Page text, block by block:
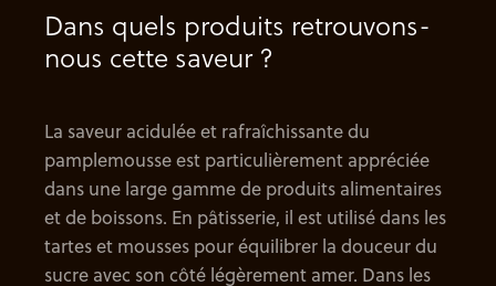
Dans quels produits retrouvons-
nous cette saveur ?
La saveur acidulée et rafraîchissante du
pamplemousse est particulièrement appréciée
dans une large gamme de produits alimentaires
et de boissons. En pâtisserie, il est utilisé dans les
tartes et mousses pour équilibrer la douceur du
sucre avec son côté légèrement amer. Dans les